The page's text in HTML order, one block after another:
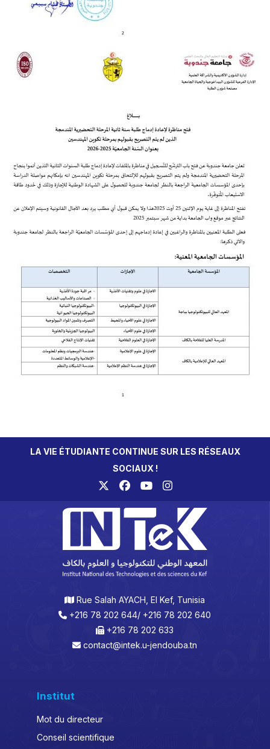
LA VIE ÉTUDIANTE CONTINUE SUR LES RÉSEAUX
SOCIAUX !
Rue Salah AYACH, El Kef, Tunisia
+216 78 202 644/ +216 78 202 640
+216 78 202 633
contact@intek.u-jendouba.tn
Institut
Mot du directeur
Conseil scientifique